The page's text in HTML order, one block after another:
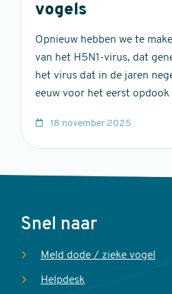
vogels
Opnieuw hebben we te
van het H5N1-virus, dat
het virus dat in de jaren
eeuw voor het eerst
18 november 2025
Voet
Snel naar
Meld dode / zieke vogel
Helpdesk